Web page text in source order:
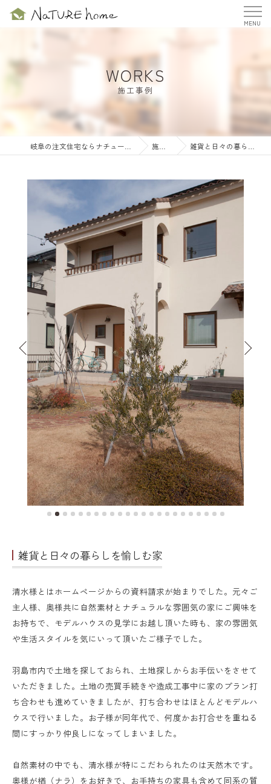
WORKS
施工事例
施工事例 雑貨と日々の暮らしを愉しむ家
雑貨と日々の暮らしを愉しむ家
清水様とはホームページからの資料請求が始まりでした。元々ご
主人様、奥様共に自然素材とナチュラルな雰囲気の家にご興味を
お持ちで、モデルハウスの見学にお越し頂いた時も、家の雰囲気
や生活スタイルを気にいって頂いたご様子でした。
羽島市内で土地を探しておられ、土地探しからお手伝いをさせて
いただきました。土地の売買手続きや造成工事中に家のプラン打
ち合わせも進めていきましたが、打ち合わせはほとんどモデルハ
ウスで行いました。お子様が同年代で、何度かお打合せを重ねる
間にすっかり仲良しになってしまいました。
自然素材の中でも、清水様が特にこだわられたのは天然木です。
奥様が楢（ナラ）をお好きで、お手持ちの家具も含めて同系の質